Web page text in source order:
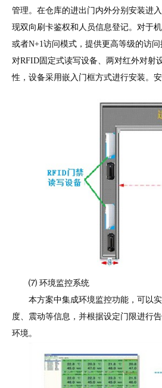
管理。在仓库的进出门内外分别安装进
现双向刷卡鉴权和人员信息登记。对于
或者N+1访问模式，提供更高等级的访
对RFID固定式读写设备、两对红外对射
性，设备采用嵌入门框方式进行安装。
⑺ 环境监控系统
本方案中集成环境监控功能，可以
度、震动等信息，并根据设定门限进行
环境。